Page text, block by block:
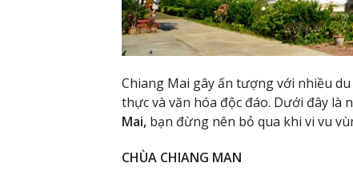
Chiang Mai gây ấn tượng với nhiều
thực và văn hóa độc đáo. Dưới đây là
Mai, bạn đừng nên bỏ qua khi vi vu
CHÙA CHIANG MAN